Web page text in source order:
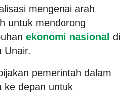
mengenai arah
untuk mendorong
ekonomi nasional di
Unair.
pemerintah dalam
ke depan untuk